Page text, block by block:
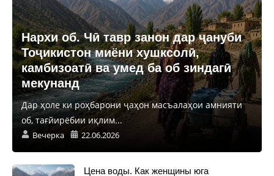
Нархи об. Чӣ тавр занон дар ҷануби
Тоҷикистон миёни хушксолӣ,
камбизоатӣ ва умед ба об зиндагӣ
мекунанд
Дар ҳоле ки роҳбарони ҷаҳон масъалаҳои амнияти
об, тағйирёбии иқлим...
Вечерка 22.06.2026
Цена воды. Как женщины юга